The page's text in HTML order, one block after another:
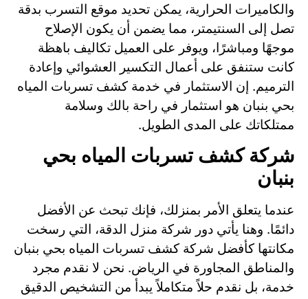
والكاميرات الحرارية، يمكن تحديد موقع التسرب بدقة
تصل إلى السنتيمتر، مما يضمن أن يكون الإصلاح
موجهًا ومباشرًا، ويوفر على العميل تكاليف باهظة
كانت ستنفق على أعمال التكسير العشوائي وإعادة
الترميم. إن الاستثمار في خدمة كشف تسربات المياه
بحي بنبان هو استثمار في راحة بالك وسلامة
ممتلكاتك على المدى الطويل.
شركة كشف تسربات المياه بحي
بنبان
عندما يتعلق الأمر بمنزلك، فإنك تبحث عن الأفضل
دائمًا. وهنا يأتي دور شركة منزل الدقة، التي رسخت
مكانتها كأفضل شركة كشف تسربات المياه بحي بنبان
والمناطق المجاورة في الرياض. نحن لا نقدم مجرد
خدمة، بل نقدم حلاً متكاملاً يبدأ من التشخيص الدقيق